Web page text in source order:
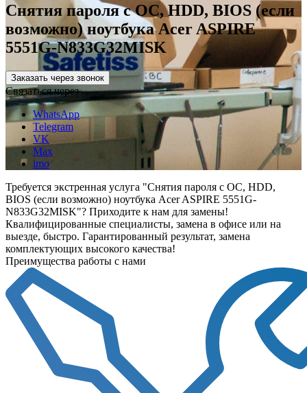
Снятия пароля с OC, HDD, BIOS (если
возможно) ноутбука Acer ASPIRE
5551G-N833G32MISK
Заказать через звонок
Связаться через
WhatsApp
Telegram
VK
Max
imo
Требуется экстренная услуга "Снятия пароля с OC, HDD,
BIOS (если возможно) ноутбука Acer ASPIRE 5551G-
N833G32MISK"? Приходите к нам для замены!
Квалифицированные специалисты, замена в офисе или на
выезде, быстро. Гарантированный результат, замена
комплектующих высокого качества!
Преимущества работы с нами